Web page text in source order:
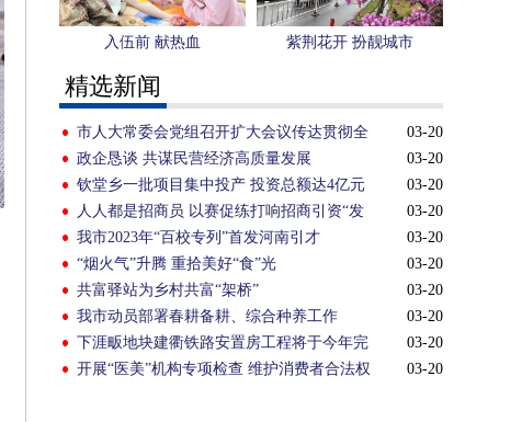
入伍前 献热血 紫荆花开 扮靓城市
精选新闻
03-20
市人大常委会党组召开扩大会议传达贯彻全
国两会精神
03-20
政企恳谈 共谋民营经济高质量发展
03-20
钦堂乡一批项目集中投产 投资总额达4亿元
03-20
人人都是招商员 以赛促练打响招商引资“发
令枪”
03-20
我市2023年“百校专列”首发河南引才
03-20
“烟火气”升腾 重拾美好“食”光
03-20
共富驿站为乡村共富“架桥”
03-20
我市动员部署春耕备耕、综合种养工作
03-20
下涯畈地块建衢铁路安置房工程将于今年完
成主体结顶
03-20
开展“医美”机构专项检查 维护消费者合法权